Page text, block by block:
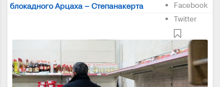
Facebook
Twitter
блокадного Арцаха – Степанакерта